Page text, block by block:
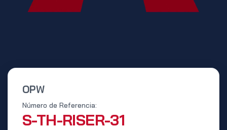
OPW
Número de Referencia:
S-TH-RISER-31